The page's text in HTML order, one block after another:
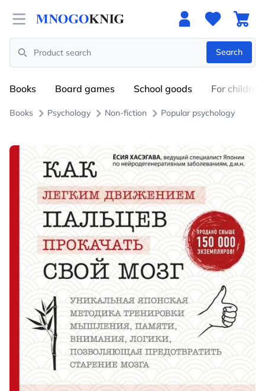
Open menu
Search
Search
Books Board games School goods For children
Books Psychology Non-fiction Popular psychology